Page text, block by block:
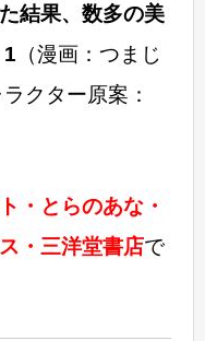
結果、数多の美
1 （漫画：つまじ
クター原案：
・とらのあな・
・三洋堂書店で